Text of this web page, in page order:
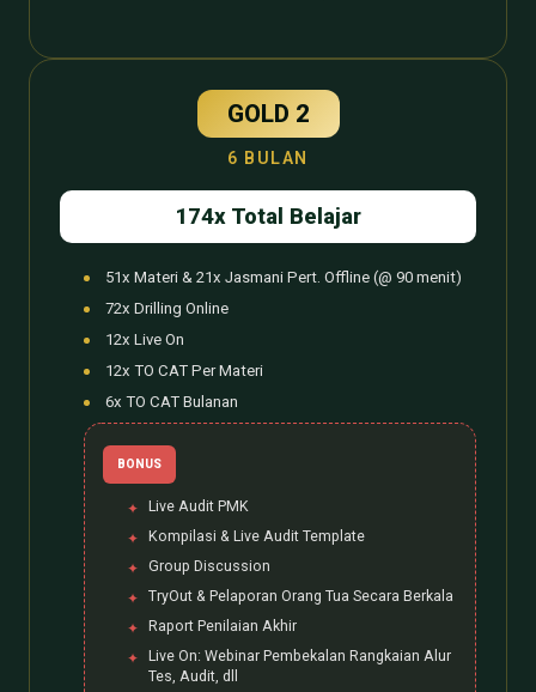
GOLD 2
6 BULAN
174x Total Belajar
51x Materi & 21x Jasmani Pert. Offline (@ 90 menit)
72x Drilling Online
12x Live On
12x TO CAT Per Materi
6x TO CAT Bulanan
BONUS
Live Audit PMK
Kompilasi & Live Audit Template
Group Discussion
TryOut & Pelaporan Orang Tua Secara Berkala
Raport Penilaian Akhir
Live On: Webinar Pembekalan Rangkaian Alur
Tes, Audit, dll